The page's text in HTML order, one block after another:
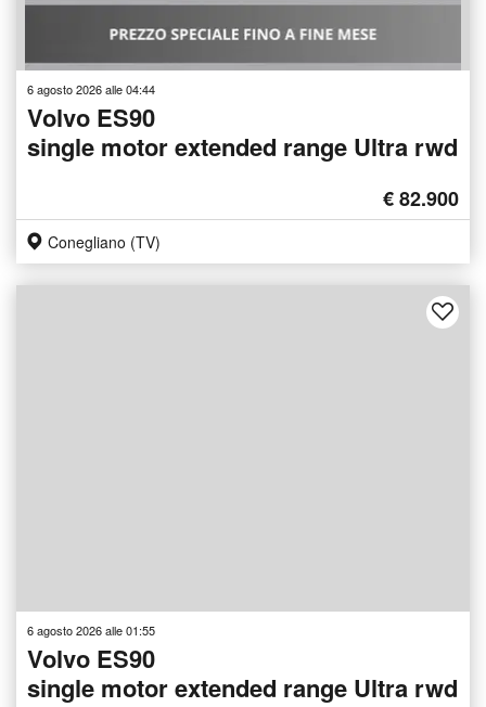
6 agosto 2026 alle 04:44
Volvo ES90
single motor extended range Ultra rwd
€ 82.900
Conegliano (TV)
6 agosto 2026 alle 01:55
Volvo ES90
single motor extended range Ultra rwd